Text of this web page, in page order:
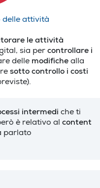
delle attività
le attività
sia per controllare i
delle modifiche alla
sotto controllo i costi
intermedi che ti
è relativo al content
parlato